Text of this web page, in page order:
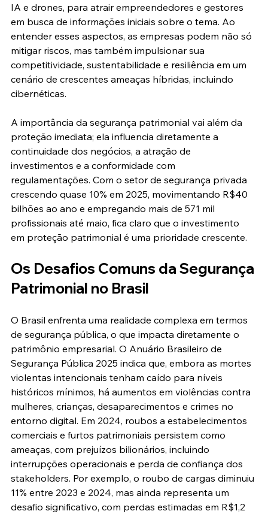
IA e drones, para atrair empreendedores e gestores
em busca de informações iniciais sobre o tema. Ao
entender esses aspectos, as empresas podem não só
mitigar riscos, mas também impulsionar sua
competitividade, sustentabilidade e resiliência em um
cenário de crescentes ameaças híbridas, incluindo
cibernéticas.
A importância da segurança patrimonial vai além da
proteção imediata; ela influencia diretamente a
continuidade dos negócios, a atração de
investimentos e a conformidade com
regulamentações. Com o setor de segurança privada
crescendo quase 10% em 2025, movimentando R$40
bilhões ao ano e empregando mais de 571 mil
profissionais até maio, fica claro que o investimento
em proteção patrimonial é uma prioridade crescente.
Os Desafios Comuns da Segurança
Patrimonial no Brasil
O Brasil enfrenta uma realidade complexa em termos
de segurança pública, o que impacta diretamente o
patrimônio empresarial. O Anuário Brasileiro de
Segurança Pública 2025 indica que, embora as mortes
violentas intencionais tenham caído para níveis
históricos mínimos, há aumentos em violências contra
mulheres, crianças, desaparecimentos e crimes no
entorno digital. Em 2024, roubos a estabelecimentos
comerciais e furtos patrimoniais persistem como
ameaças, com prejuízos bilionários, incluindo
interrupções operacionais e perda de confiança dos
stakeholders. Por exemplo, o roubo de cargas diminuiu
11% entre 2023 e 2024, mas ainda representa um
desafio significativo, com perdas estimadas em R$1,2